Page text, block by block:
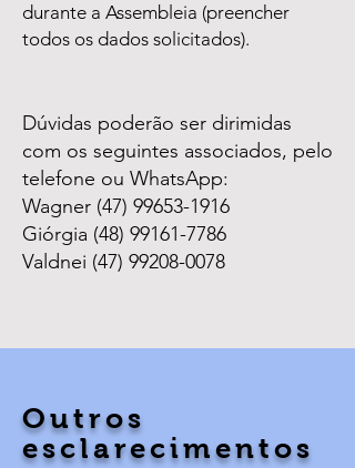
durante a Assembleia (preencher
todos os dados solicitados).
Dúvidas poderão ser dirimidas
com os seguintes associados, pelo
telefone ou WhatsApp:
Wagner (47) 99653-1916
Giórgia (48) 99161-7786
Valdnei (47) 99208-0078
Outros
esclarecimentos